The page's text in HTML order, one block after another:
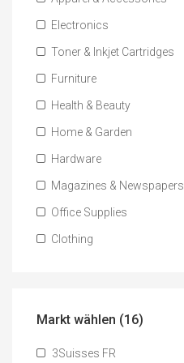
Electronics
Toner & Inkjet Cartridges
Furniture
Health & Beauty
Home & Garden
Hardware
Magazines & Newspapers
Office Supplies
Clothing
Markt wählen (16)
3Suisses FR